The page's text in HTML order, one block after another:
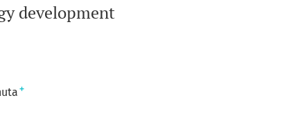
development
+